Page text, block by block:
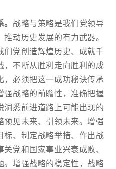
战略与策略是我们党领导
动历史发展的有力武器。
们党创造辉煌历史、成就千
，不断从胜利走向胜利的成
，必须把这一成功秘诀传承
强战略的前瞻性，准确把握
洞悉前进道路上可能出现的
预见未来、引领未来。增强
标、制定战略举措、作出战
党和国家事业兴衰成败、
。增强战略的稳定性，战略